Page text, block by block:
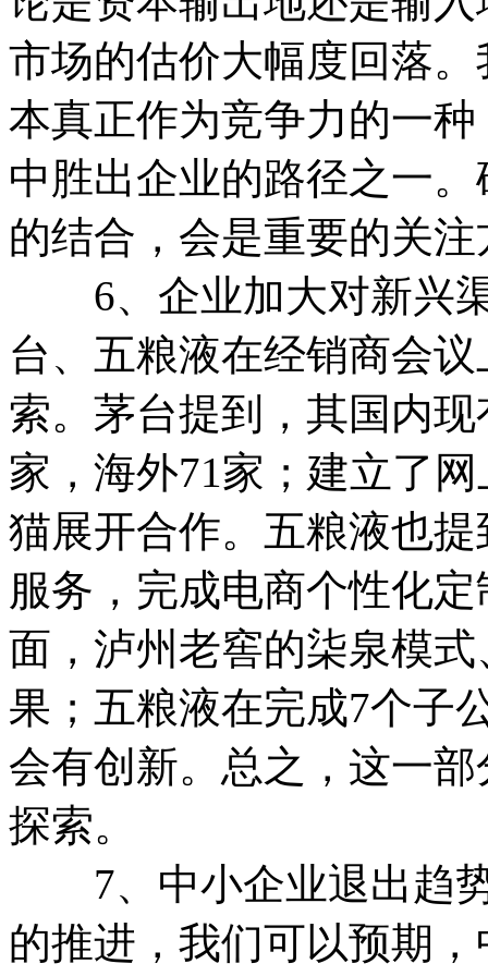
市场的估价大幅度回落
本真正作为竞争力的一
中胜出企业的路径之一
的结合，会是重要的关注
6、企业加大对新兴渠
台、五粮液在经销商会
索。茅台提到，其国内
家，海外71家；建立了
猫展开合作。五粮液也
服务，完成电商个性化
面，泸州老窖的柒泉模
果；五粮液在完成7个子
会有创新。总之，这一
探索。
7、中小企业退出趋势
的推进，我们可以预期